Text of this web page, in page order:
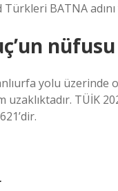
BATNA
yolu üzerinde
uzaklıktadır. TÜİK